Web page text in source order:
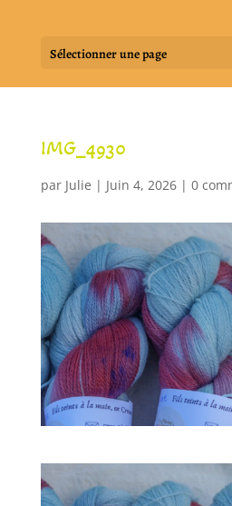
Sélectionner une page
IMG_4930
par Julie | Juin 4, 2026| 0